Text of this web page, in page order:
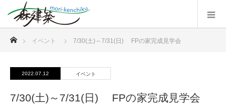
イベント 7/30(土)～7/31(日) FPの家完成見学会
2022.07.12 イベント
7/30(土)～7/31(日) FPの家完成見学会